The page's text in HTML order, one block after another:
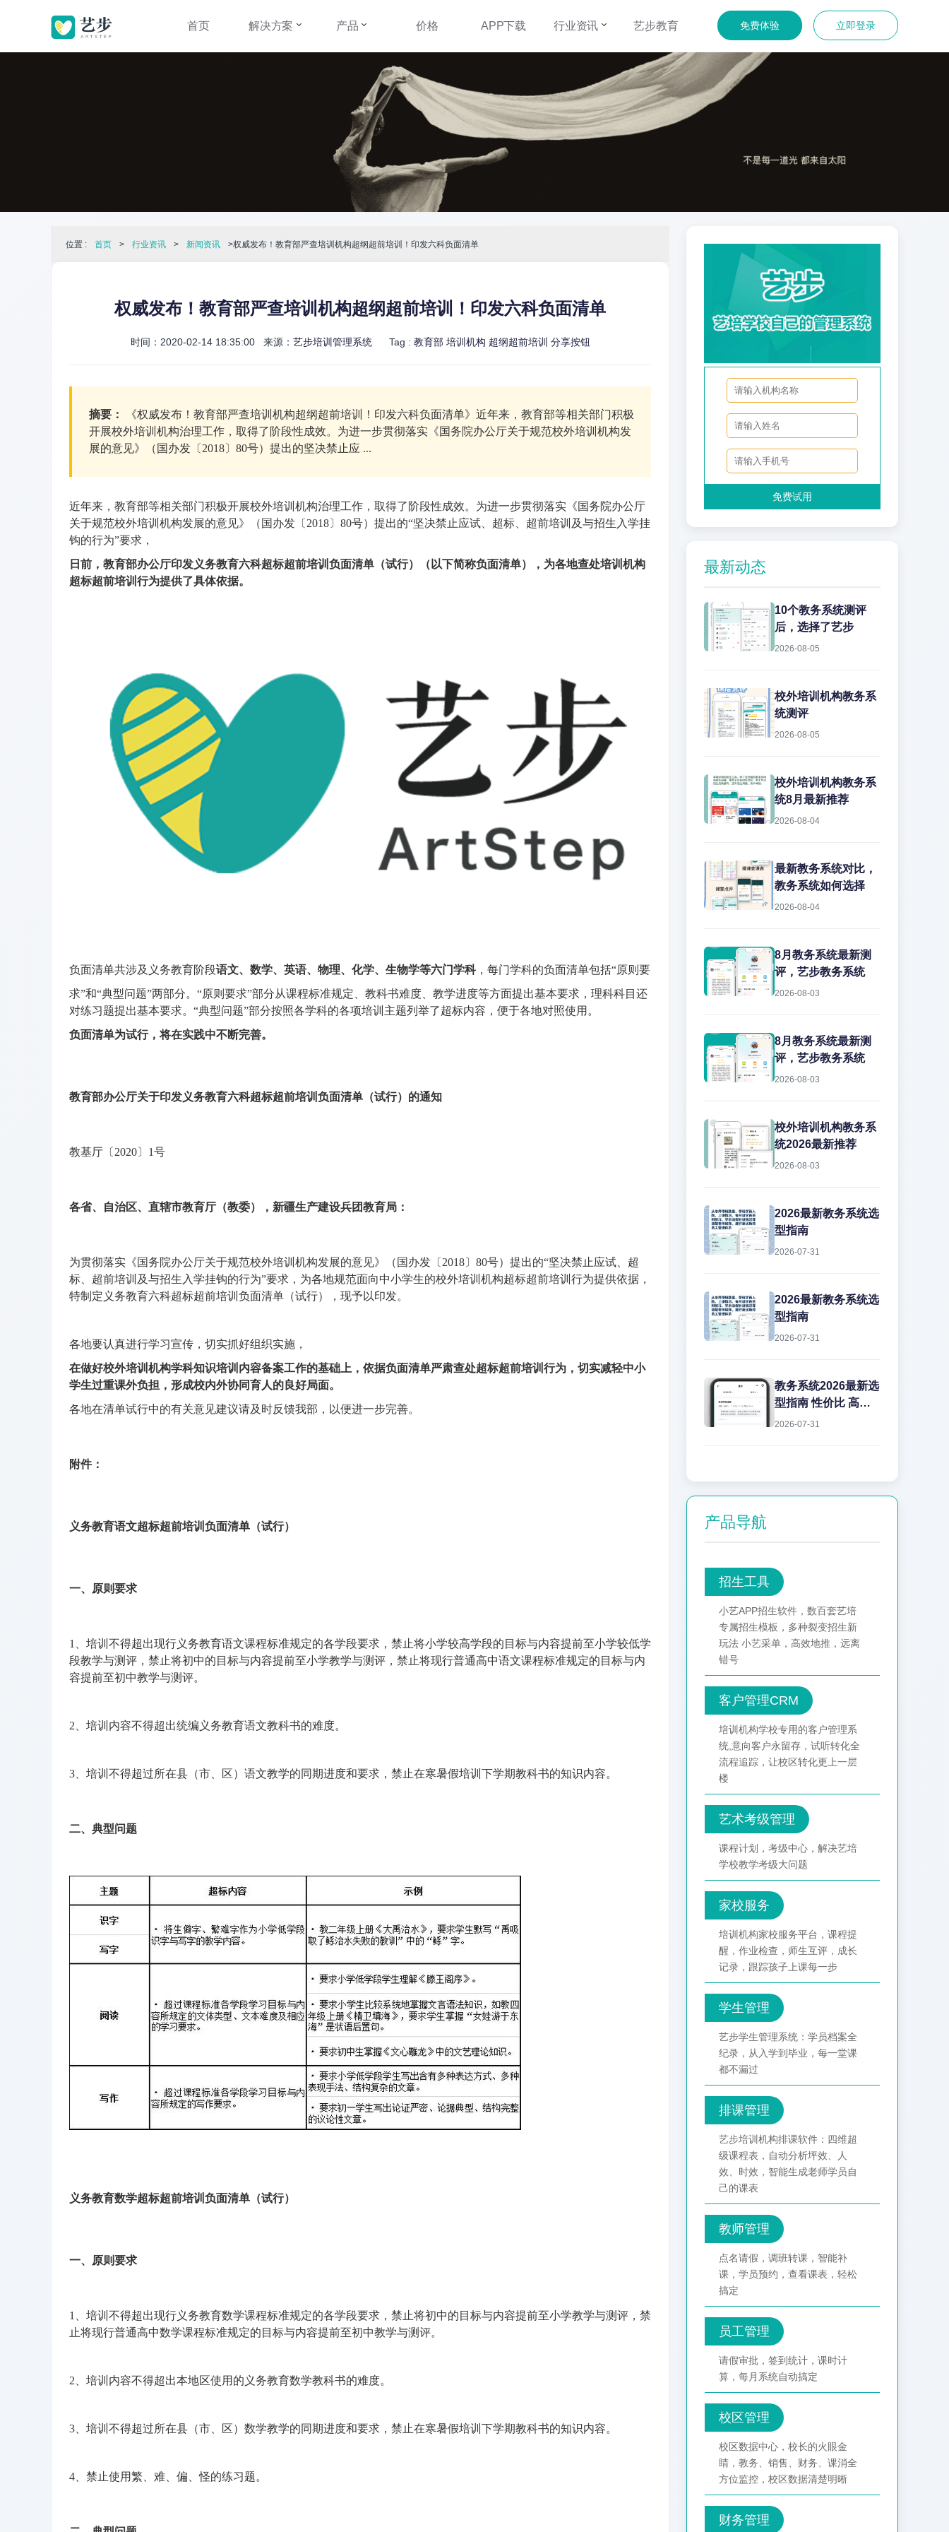
首页 解决方案 产品 价格 APP下载 行业资讯 艺步教育 免费体验 立即登录
位置 : 首页 > 行业资讯 > 新闻资讯 >权威发布！教育部严查培训机构超纲超前培训！印发六科负面清单
权威发布！教育部严查培训机构超纲超前培训！印发六科负面清单
时间：2020-02-14 18:35:00 来源： 艺步培训管理系统Tag : 教育部 培训机构 超纲超前培训 分享按钮
摘要：
《权威发布！教育部严查培训机构超纲超前培训！印发六科负面清单》近年来，教育部等相关部门积极
开展校外培训机构治理工作，取得了阶段性成效。为进一步贯彻落实《国务院办公厅关于规范校外培训机构发
展的意见》（国办发〔2018〕80号）提出的坚决禁止应 ...
近年来，教育部等相关部门积极开展校外培训机构治理工作，取得了阶段性成效。为进一步贯彻落实《国务院办公厅
关于规范校外培训机构发展的意见》（国办发〔2018〕80号）提出的“坚决禁止应试、超标、超前培训及与招生入学挂
钩的行为”要求，
日前，教育部办公厅印发义务教育六科超标超前培训负面清单（试行）（以下简称负面清单），为各地查处培训机构
超标超前培训行为提供了具体依据。
负面清单共涉及义务教育阶段语文、数学、英语、物理、化学、生物学等六门学科，每门学科的负面清单包括“原则要
求”和“典型问题”两部分。“原则要求”部分从课程标准规定、教科书难度、教学进度等方面提出基本要求，理科科目还
对练习题提出基本要求。“典型问题”部分按照各学科的各项培训主题列举了超标内容，便于各地对照使用。
负面清单为试行，将在实践中不断完善。
教育部办公厅关于印发义务教育六科超标超前培训负面清单（试行）的通知
教基厅〔2020〕1号
各省、自治区、直辖市教育厅（教委），新疆生产建设兵团教育局：
为贯彻落实《国务院办公厅关于规范校外培训机构发展的意见》（国办发〔2018〕80号）提出的“坚决禁止应试、超
标、超前培训及与招生入学挂钩的行为”要求，为各地规范面向中小学生的校外培训机构超标超前培训行为提供依据，
特制定义务教育六科超标超前培训负面清单（试行），现予以印发。
各地要认真进行学习宣传，切实抓好组织实施，
在做好校外培训机构学科知识培训内容备案工作的基础上，依据负面清单严肃查处超标超前培训行为，切实减轻中小
学生过重课外负担，形成校内外协同育人的良好局面。
各地在清单试行中的有关意见建议请及时反馈我部，以便进一步完善。
附件：
义务教育语文超标超前培训负面清单（试行）
一、原则要求
1、培训不得超出现行义务教育语文课程标准规定的各学段要求，禁止将小学较高学段的目标与内容提前至小学较低学
段教学与测评，禁止将初中的目标与内容提前至小学教学与测评，禁止将现行普通高中语文课程标准规定的目标与内
容提前至初中教学与测评。
2、培训内容不得超出统编义务教育语文教科书的难度。
3、培训不得超过所在县（市、区）语文教学的同期进度和要求，禁止在寒暑假培训下学期教科书的知识内容。
二、典型问题
义务教育数学超标超前培训负面清单（试行）
一、原则要求
1、培训不得超出现行义务教育数学课程标准规定的各学段要求，禁止将初中的目标与内容提前至小学教学与测评，禁
止将现行普通高中数学课程标准规定的目标与内容提前至初中教学与测评。
2、培训内容不得超出本地区使用的义务教育数学教科书的难度。
3、培训不得超过所在县（市、区）数学教学的同期进度和要求，禁止在寒暑假培训下学期教科书的知识内容。
4、禁止使用繁、难、偏、怪的练习题。
免费试用
最新动态
10个教务系统测评
后，选择了艺步
2026-08-05
校外培训机构教务系
统测评
2026-08-05
校外培训机构教务系
统8月最新推荐
2026-08-04
最新教务系统对比，
教务系统如何选择
2026-08-04
8月教务系统最新测
评，艺步教务系统
2026-08-03
8月教务系统最新测
评，艺步教务系统
2026-08-03
校外培训机构教务系
统2026最新推荐
2026-08-03
2026最新教务系统选
型指南
2026-07-31
2026最新教务系统选
型指南
2026-07-31
教务系统2026最新选
型指南 性价比 高效
率 艺步教务系统
2026-07-31
产品导航
招生工具
小艺APP招生软件，数百套艺培
专属招生模板，多种裂变招生新
玩法 小艺采单，高效地推，远离
错号
客户管理CRM
培训机构学校专用的客户管理系
统,意向客户永留存，试听转化全
流程追踪，让校区转化更上一层
楼
艺术考级管理
课程计划，考级中心，解决艺培
学校教学考级大问题
家校服务
培训机构家校服务平台，课程提
醒，作业检查，师生互评，成长
记录，跟踪孩子上课每一步
学生管理
艺步学生管理系统：学员档案全
纪录，从入学到毕业，每一堂课
都不漏过
排课管理
艺步培训机构排课软件：四维超
级课程表，自动分析坪效、人
效、时效，智能生成老师学员自
己的课表
教师管理
点名请假，调班转课，智能补
课，学员预约，查看课表，轻松
搞定
员工管理
请假审批，签到统计，课时计
算，每月系统自动搞定
校区管理
校区数据中心，校长的火眼金
睛，教务、销售、财务、课消全
方位监控，校区数据清楚明晰
财务管理